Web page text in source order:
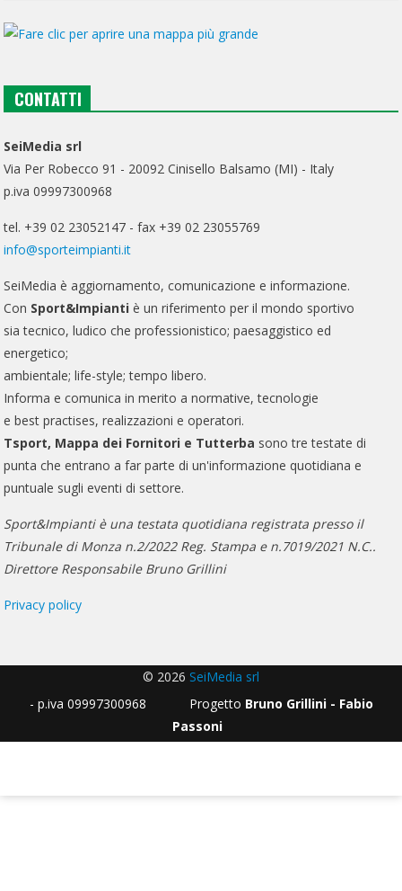
CONTATTI
SeiMedia srl
Via Per Robecco 91 - 20092 Cinisello Balsamo (MI) - Italy
p.iva 09997300968
tel. +39 02 23052147 - fax +39 02 23055769
info@sporteimpianti.it
SeiMedia è aggiornamento, comunicazione e informazione.
Con Sport&Impianti è un riferimento per il mondo sportivo
sia tecnico, ludico che professionistico; paesaggistico ed
energetico;
ambientale; life-style; tempo libero.
Informa e comunica in merito a normative, tecnologie
e best practises, realizzazioni e operatori.
Tsport, Mappa dei Fornitori e Tutterba sono tre testate di
punta che entrano a far parte di un'informazione quotidiana e
puntuale sugli eventi di settore.
Sport&Impianti è una testata quotidiana registrata presso il
Tribunale di Monza n.2/2022 Reg. Stampa e n.7019/2021 N.C..
Direttore Responsabile Bruno Grillini
Privacy policy
© 2026 SeiMedia srl
- p.iva 09997300968 Progetto Bruno Grillini - Fabio
Passoni